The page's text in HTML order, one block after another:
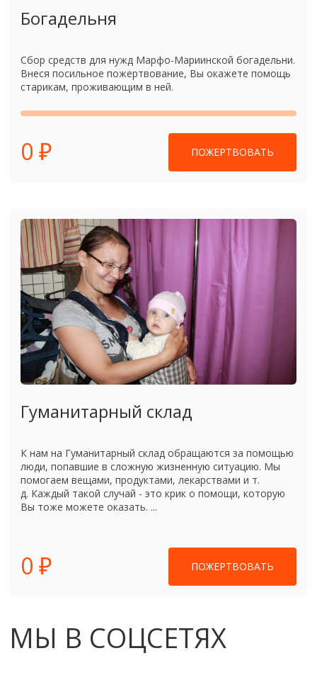
Богадельня
Сбор средств для нужд Марфо-Мариинской богадельни.
Внеся посильное пожертвование, Вы окажете помощь
старикам, проживающим в ней.
0 ₽ ПОЖЕРТВОВАТЬ
Гуманитарный склад
К нам на Гуманитарный склад обращаются за помощью
люди, попавшие в сложную жизненную ситуацию. Мы
помогаем вещами, продуктами, лекарствами и т.
д. Каждый такой случай - это крик о помощи, которую
Вы тоже можете оказать. ...
0 ₽ ПОЖЕРТВОВАТЬ
МЫ В СОЦСЕТЯХ